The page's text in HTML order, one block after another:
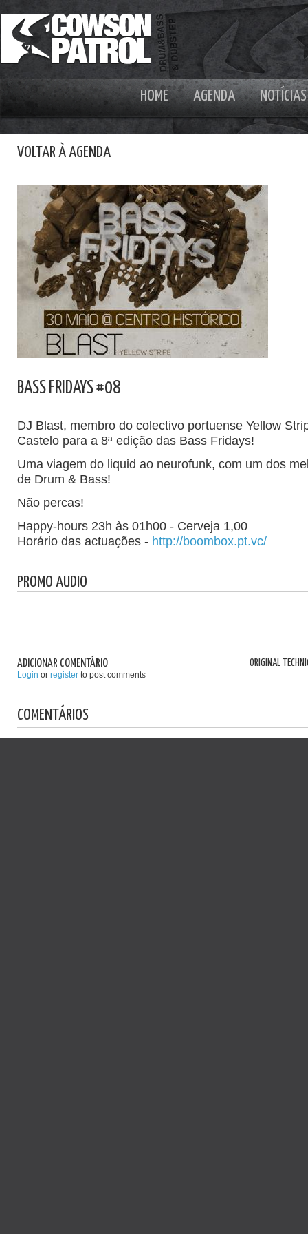
HOME AGENDA NOTÍCIAS
VOLTAR À AGENDA
BASS FRIDAYS #08
DJ Blast, membro do colectivo portuense Yellow
Castelo para a 8ª edição das Bass Fridays!
Uma viagem do liquid ao neurofunk, com um dos
de Drum & Bass!
Não percas!
Happy-hours 23h às 01h00 - Cerveja 1,00
Horário das actuações - http://boombox.pt.vc/
PROMO AUDIO
ORIGINAL
ADICIONAR COMENTÁRIO
Login or register to post comments
COMENTÁRIOS